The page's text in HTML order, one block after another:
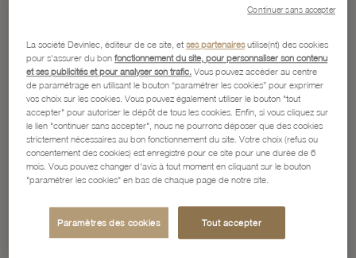
La société Devinlec, éditeur de ce site, etses partenairesutilise(nt) des cookies
pour s'assurer du bonfonctionnement du site, pour personnaliser son contenu
et ses publicités et pour analyser son trafic. Vous pouvez accéder au centre
de paramétrage en utilisant le bouton “paramétrer les cookies” pour exprimer
vos choix sur les cookies. Vous pouvez également utiliser le bouton "tout
accepter" pour autoriser le dépôt de tous les cookies. Enfin, si vous cliquez sur
le lien "continuer sans accepter", nous ne pourrons déposer que des cookies
strictement nécessaires au bon fonctionnement du site. Votre choix (refus ou
consentement des cookies) est enregistré pour ce site pour une durée de 6
mois. Vous pouvez changer d'avis à tout moment en cliquant sur le bouton
"paramétrer les cookies" en bas de chaque page de notre site.
Paramètres des cookies Tout accepter
Continuer sans accepter